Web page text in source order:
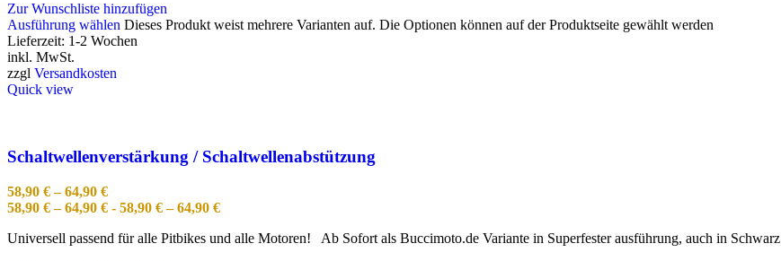
Zur Wunschliste hinzufügen
Ausführung wählen Dieses Produkt weist mehrere Varianten auf. Die Optionen können auf der Produktseite gewählt werden
Lieferzeit: 1-2 Wochen
inkl. MwSt.
zzgl Versandkosten
Quick view
Schaltwellenverstärkung / Schaltwellenabstützung
58,90 €–64,90 €
58,90 €–64,90 € - 58,90 €–64,90 €
Universell passend für alle Pitbikes und alle Motoren! Ab Sofort als Buccimoto.de Variante in Superfester ausführung, auch in Schwarz